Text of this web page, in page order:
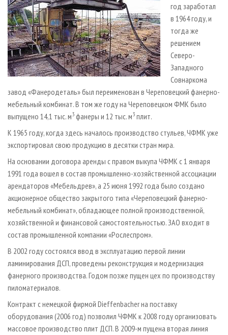
год заработал
в 1964 году, и
тогда же
решением
Северо-
Западного
Совнаркома
завод «Фанеродеталь» был переименован в Череповецкий фанерно-
мебельный комбинат. В том же году на Череповецком ФМК было
выпущено 14,1 тыс. м3 фанеры и 12 тыс. м3 плит.
К 1965 году, когда здесь началось производство стульев, ЧФМК уже
экспортировал свою продукцию в десятки стран мира.
На основании договора аренды с правом выкупа ЧФМК с 1 января
1991 года вошел в состав промышленно-хозяйственной ассоциации
арендаторов «Мебельдрев», а 25 июня 1992 года было создано
акционерное общество закрытого типа «Череповецкий фанерно-
мебельный комбинат», обладающее полной производственной,
хозяйственной и финансовой самостоятельностью. ЗАО входит в
состав промышленной компании «Рослеспром».
В 2002 году состоялся ввод в эксплуатацию первой линии
ламинирования ДСП, проведены реконструкция и модернизация
фанерного производства. Годом позже пущен цех по производству
пиломатериалов.
Контракт с немецкой фирмой Dieffenbacher на поставку
оборудования (2006 год) позволил ЧФМК к 2008 году организовать
массовое производство плит ДСП. В 2009-м пущена вторая линия